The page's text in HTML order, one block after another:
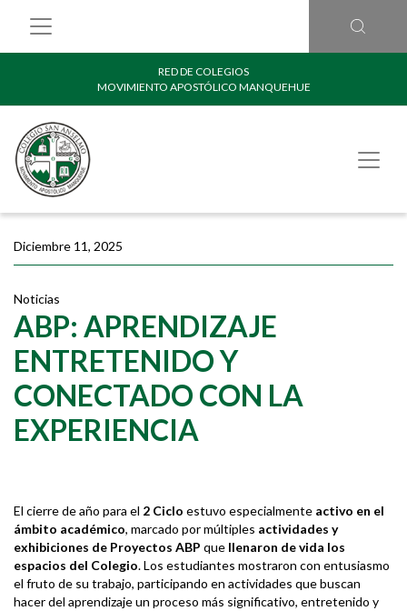
RED DE COLEGIOS
MOVIMIENTO APOSTÓLICO MANQUEHUE
Diciembre 11, 2025
Noticias
ABP: APRENDIZAJE
ENTRETENIDO Y
CONECTADO CON LA
EXPERIENCIA
El cierre de año para el 2 Ciclo estuvo especialmente activo en el
ámbito académico, marcado por múltiples actividades y
exhibiciones de Proyectos ABP que llenaron de vida los
espacios del Colegio. Los estudiantes mostraron con entusiasmo
el fruto de su trabajo, participando en actividades que buscan
hacer del aprendizaje un proceso más significativo, entretenido y